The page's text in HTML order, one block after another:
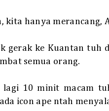
kita hanya merancang,
gerak ke Kuantan tuh
semua orang.
10 minit macam
icon ape ntah